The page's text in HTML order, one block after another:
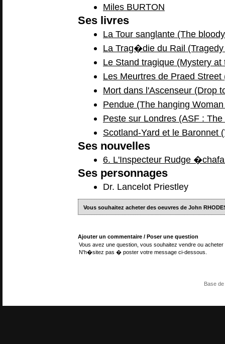
Miles BURTON
Ses livres
La Tour sanglante (The
La Trag�die du Rail
Le Stand tragique (Mystery
Les Meurtres de Praed
Mort dans l'Ascenseur (Drop
Pendue (The hanging
Peste sur Londres (ASF :
Scotland-Yard et le Baronnet
Ses nouvelles
6. L'Inspecteur Rudge
Ses personnages
Dr. Lancelot Priestley
Vous souhaitez acheter des oeuvres de John
Ajouter un commentaire / Poser une question
Vous avez une question, vous souhaitez vendre ou
N'h�sitez pas � poster votre message ci-dessous.
Base